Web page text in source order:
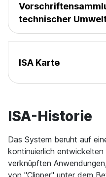
technischer
ISA Karte
ISA-Historie
Das System beruht auf
kontinuierlich entwickelten
verknüpften